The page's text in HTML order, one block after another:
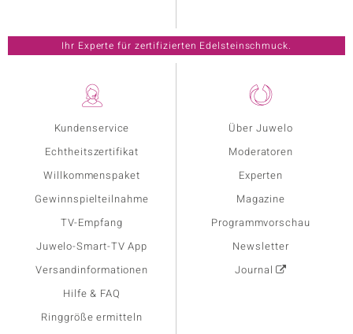
Kundenservice
Echtheitszertifikat
Willkommenspaket
Gewinnspielteilnahme
TV-Empfang
Juwelo-Smart-TV App
Versandinformationen
Hilfe & FAQ
Ringgröße ermitteln
Über Juwelo
Moderatoren
Experten
Magazine
Programmvorschau
Newsletter
Journal
Ihr Experte für zertifizierten Edelsteinschmuck.